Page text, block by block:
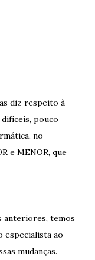
diz respeito à
pouco
no
e MENOR, que
anteriores, temos
especialista ao
mudanças.